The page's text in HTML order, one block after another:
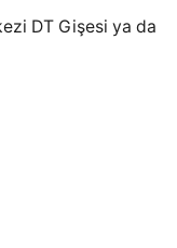
DT Gişesi ya da